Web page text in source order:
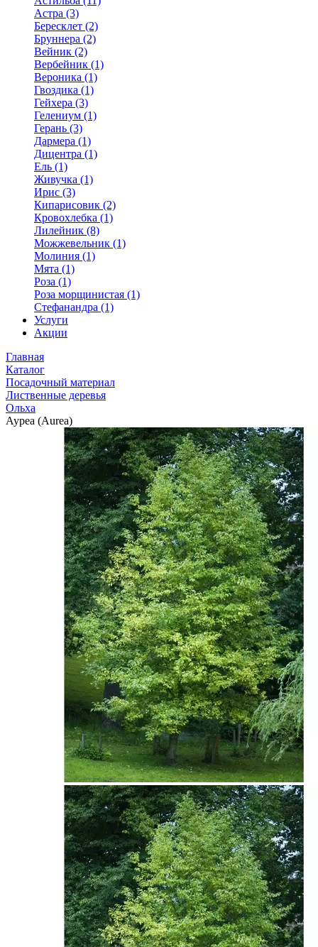
Астра (3)
Бересклет (2)
Бруннера (2)
Вейник (2)
Вербейник (1)
Вероника (1)
Гвоздика (1)
Гейхера (3)
Гелениум (1)
Герань (3)
Дармера (1)
Дицентра (1)
Ель (1)
Живучка (1)
Ирис (3)
Кипарисовик (2)
Кровохлебка (1)
Лилейник (8)
Можжевельник (1)
Молиния (1)
Мята (1)
Роза (1)
Роза морщинистая (1)
Стефанандра (1)
Услуги
Акции
Главная
Каталог
Посадочный материал
Лиственные деревья
Ольха
Ауреа (Aurea)